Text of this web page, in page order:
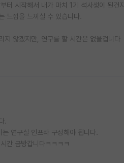
터 시작해서 내가 마치 1기 석사생이 된건지
느낌을 느끼실 수 있습니다.
지 않겠지만, 연구를 할 시간은 없을겁니다
연구실 인프라 구성해야 됩니다.
간 금방갑니다ㅋㅋㅋㅋ